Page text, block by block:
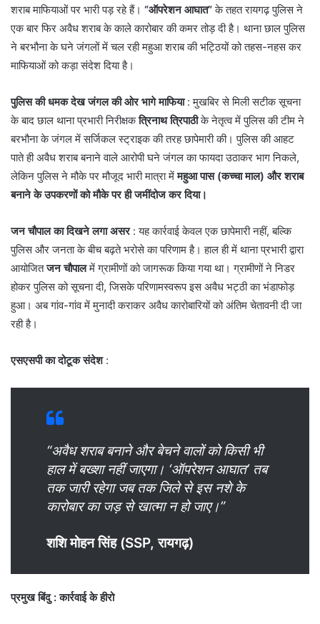
शराब माफियाओं पर भारी पड़ रहे हैं। “ऑपरेशन आघात”के तहत रायगढ़ पुलिस ने
एक बार फिर अवैध शराब के काले कारोबार की कमर तोड़ दी है। थाना छाल पुलिस
ने बरभौना के घने जंगलों में चल रही महुआ शराब की भट्ठियों को तहस-नहस कर
माफियाओं को कड़ा संदेश दिया है।
पुलिस की धमक देख जंगल की ओर भागे माफिया: मुखबिर से मिली सटीक सूचना
के बाद छाल थाना प्रभारी निरीक्षकत्रिनाथ त्रिपाठीके नेतृत्व में पुलिस की टीम ने
बरभौना के जंगल में सर्जिकल स्ट्राइक की तरह छापेमारी की। पुलिस की आहट
पाते ही अवैध शराब बनाने वाले आरोपी घने जंगल का फायदा उठाकर भाग निकले,
लेकिन पुलिस ने मौके पर मौजूद भारी मात्रा मेंमहुआ पास (कच्चा माल) और शराब
बनाने के उपकरणों को मौके पर ही जमींदोज कर दिया।
जन चौपाल का दिखने लगा असर: यह कार्रवाई केवल एक छापेमारी नहीं, बल्कि
पुलिस और जनता के बीच बढ़ते भरोसे का परिणाम है। हाल ही में थाना प्रभारी द्वारा
आयोजितजन चौपालमें ग्रामीणों को जागरूक किया गया था। ग्रामीणों ने निडर
होकर पुलिस को सूचना दी, जिसके परिणामस्वरूप इस अवैध भट्ठी का भंडाफोड़
हुआ। अब गांव-गांव में मुनादी कराकर अवैध कारोबारियों को अंतिम चेतावनी दी जा
रही है।
एसएसपी का दोटूक संदेश:
“अवैध शराब बनाने और बेचने वालों को किसी भी
हाल में बख्शा नहीं जाएगा। ‘ऑपरेशन आघात’ तब
तक जारी रहेगा जब तक जिले से इस नशे के
कारोबार का जड़ से खात्मा न हो जाए।”
शशि मोहन सिंह (SSP, रायगढ़)
प्रमुख बिंदु : कार्रवाई के हीरो